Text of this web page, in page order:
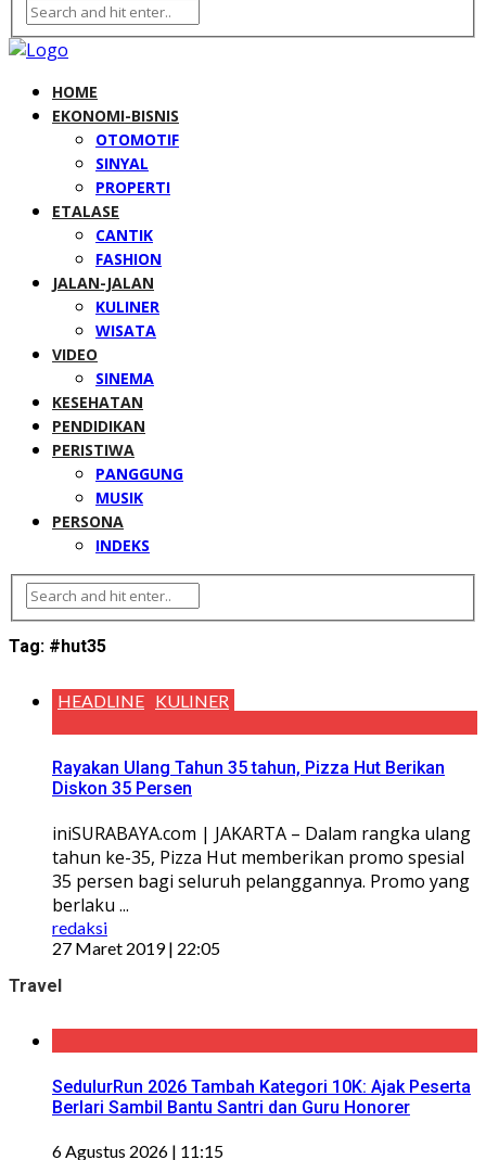
HOME
EKONOMI-BISNIS
OTOMOTIF
SINYAL
PROPERTI
ETALASE
CANTIK
FASHION
JALAN-JALAN
KULINER
WISATA
VIDEO
SINEMA
KESEHATAN
PENDIDIKAN
PERISTIWA
PANGGUNG
MUSIK
PERSONA
INDEKS
Tag: #hut35
HEADLINE KULINER
Rayakan Ulang Tahun 35 tahun, Pizza Hut Berikan
Diskon 35 Persen
iniSURABAYA.com | JAKARTA – Dalam rangka ulang
tahun ke-35, Pizza Hut memberikan promo spesial
35 persen bagi seluruh pelanggannya. Promo yang
berlaku ...
redaksi
27 Maret 2019 | 22:05
Travel
SedulurRun 2026 Tambah Kategori 10K: Ajak Peserta
Berlari Sambil Bantu Santri dan Guru Honorer
6 Agustus 2026 | 11:15